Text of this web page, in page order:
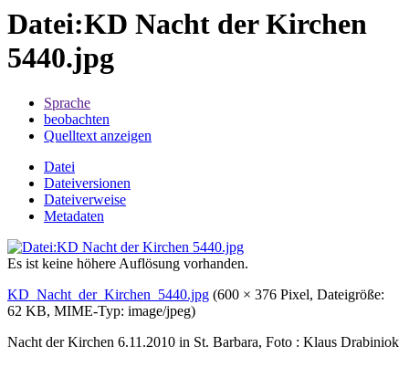
Datei:KD Nacht der Kirchen
5440.jpg
Sprache
beobachten
Quelltext anzeigen
Datei
Dateiversionen
Dateiverweise
Metadaten
Es ist keine höhere Auflösung vorhanden.
KD_Nacht_der_Kirchen_5440.jpg (600 × 376 Pixel, Dateigröße:
62 KB, MIME-Typ: image/jpeg)
Nacht der Kirchen 6.11.2010 in St. Barbara, Foto : Klaus Drabiniok